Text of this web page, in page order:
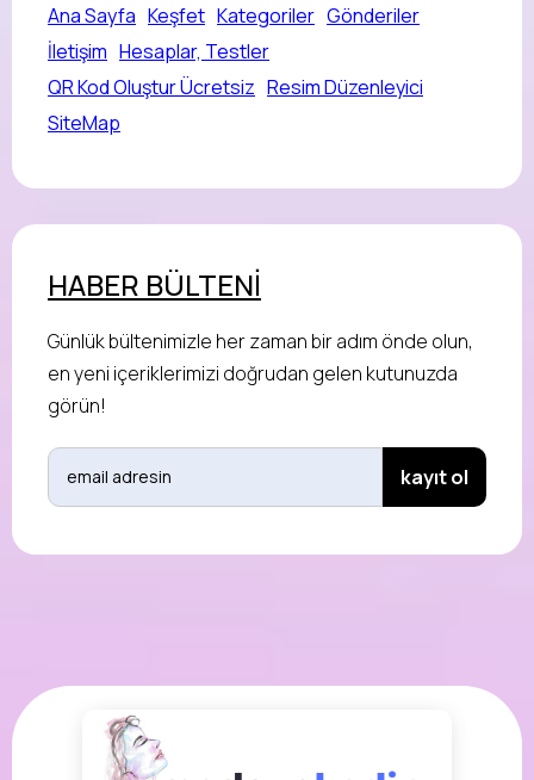
Ana Sayfa Keşfet Kategoriler Gönderiler
İletişim Hesaplar, Testler
QR Kod Oluştur Ücretsiz Resim Düzenleyici
SiteMap
HABER BÜLTENİ
Günlük bültenimizle her zaman bir adım önde olun,
en yeni içeriklerimizi doğrudan gelen kutunuzda
görün!